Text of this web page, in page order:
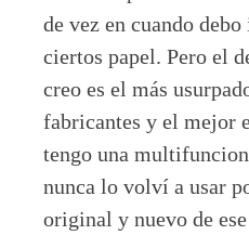
de vez en cuando
ciertos papel. Pero el
creo es el más
fabricantes y el mejor
tengo una
nunca lo volví a usar
original y nuevo de